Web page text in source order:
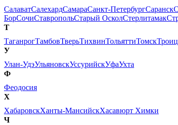
СалаватСалехардСамараСанкт-ПетербургСаранск
БорСочиСтавропольСтарый ОсколСтерлитамак
Т
ТаганрогТамбовТверьТихвинТольяттиТомск
У
Улан-УдэУльяновскУссурийскУфаУхта
Ф
Феодосия
Х
ХабаровскХанты-МансийскХасавюрт Химки
Ч